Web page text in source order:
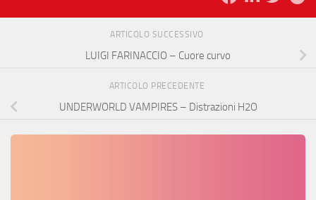
ARTICOLO SUCCESSIVO
LUIGI FARINACCIO – Cuore curvo
ARTICOLO PRECEDENTE
UNDERWORLD VAMPIRES – Distrazioni H2O